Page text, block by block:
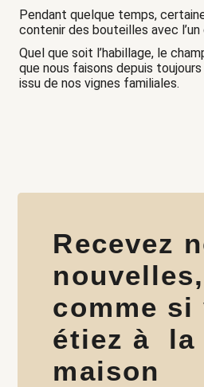
Pendant quelque temps,
contenir des bouteilles avec l’un
Quel que soit l’habillage, le
que nous faisons depuis
issu de nos vignes familiales.
Recevez
nouvelles,
comme si
étiez à la
maison